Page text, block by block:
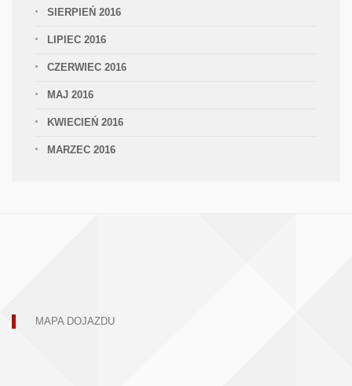
SIERPIEŃ 2016
LIPIEC 2016
CZERWIEC 2016
MAJ 2016
KWIECIEŃ 2016
MARZEC 2016
MAPA DOJAZDU